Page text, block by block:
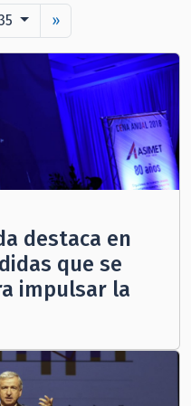
»
destaca en
que se
impulsar la